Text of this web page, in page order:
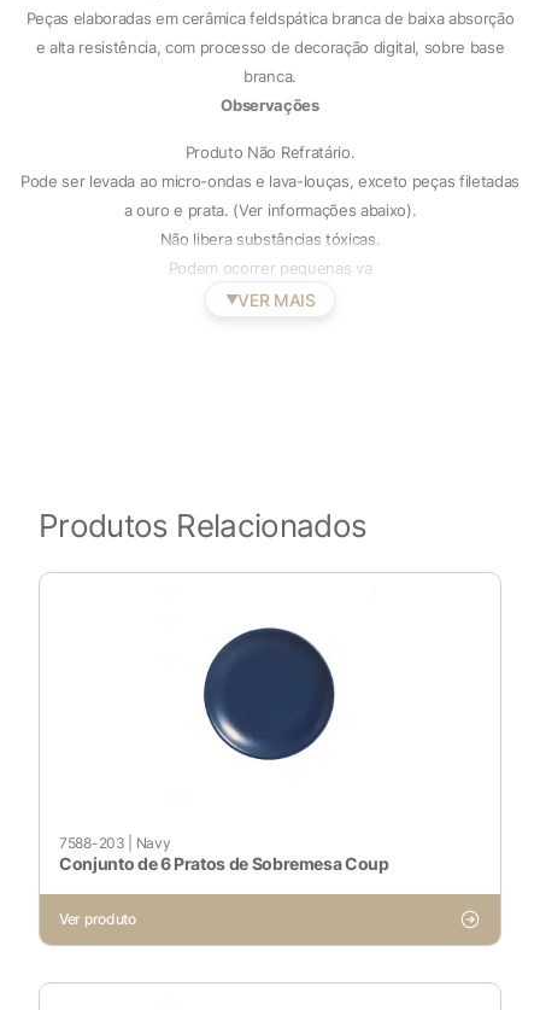
Peças elaboradas em cerâmica feldspática branca de baixa absorção
e alta resistência, com processo de decoração digital, sobre base
branca.
Observações
Produto Não Refratário.
Pode ser levada ao micro-ondas e lava-louças, exceto peças filetadas
a ouro e prata. (Ver informações abaixo).
Não libera substâncias tóxicas.
Podem ocorrer pequenas va
▼VER MAIS
Produtos Relacionados
7588-203 Navy
Conjunto de 6 Pratos de Sobremesa Coup
Ver produto